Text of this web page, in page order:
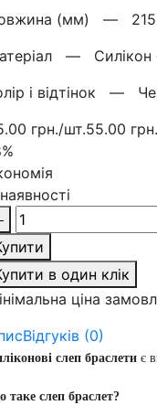
(мм) — 215
—
і відтінок —
грн./шт.55.00 грн.
в один клік
ціна
Відгуків (0)
слеп браслети є
таке слеп браслет?